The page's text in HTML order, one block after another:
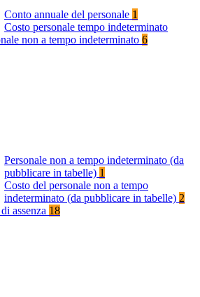
Conto annuale del personale 1
Costo personale tempo indeterminato
non a tempo indeterminato 6
Personale non a tempo indeterminato (da
pubblicare in tabelle) 1
Costo del personale non a tempo
indeterminato (da pubblicare in tabelle) 2
assenza 18